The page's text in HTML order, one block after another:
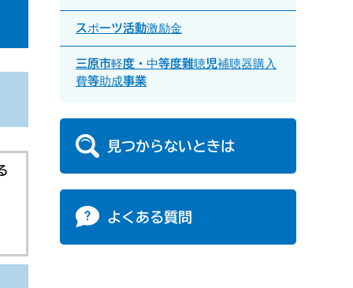
スポーツ活動激励金
三原市軽度・中等度難聴児補聴器購入
費等助成事業
見つからないときは
よくある質問